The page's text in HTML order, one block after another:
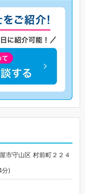
市守山区 村前町２２４
分)